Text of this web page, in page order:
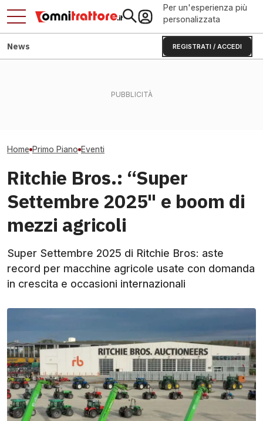
Per un'esperienza più
personalizzata
REGISTRATI / ACCEDI
News
Home Primo Piano Eventi
Ritchie Bros.: “Super
Settembre 2025" e boom di
mezzi agricoli
Super Settembre 2025 di Ritchie Bros: aste
record per macchine agricole usate con domanda
in crescita e occasioni internazionali